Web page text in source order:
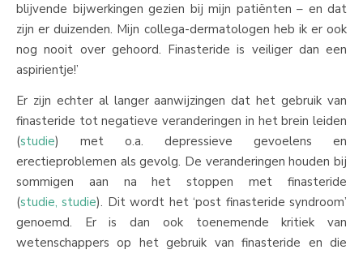
blijvende bijwerkingen gezien bij mijn patiënten – en dat
zijn er duizenden. Mijn collega-dermatologen heb ik er ook
nog nooit over gehoord. Finasteride is veiliger dan een
aspirientje!’
Er zijn echter al langer aanwijzingen dat het gebruik van
finasteride tot negatieve veranderingen in het brein leiden
(studie) met o.a. depressieve gevoelens en
erectieproblemen als gevolg. De veranderingen houden bij
sommigen aan na het stoppen met finasteride
(studie,studie). Dit wordt het ‘post finasteride syndroom’
genoemd. Er is dan ook toenemende kritiek van
wetenschappers op het gebruik van finasteride en die